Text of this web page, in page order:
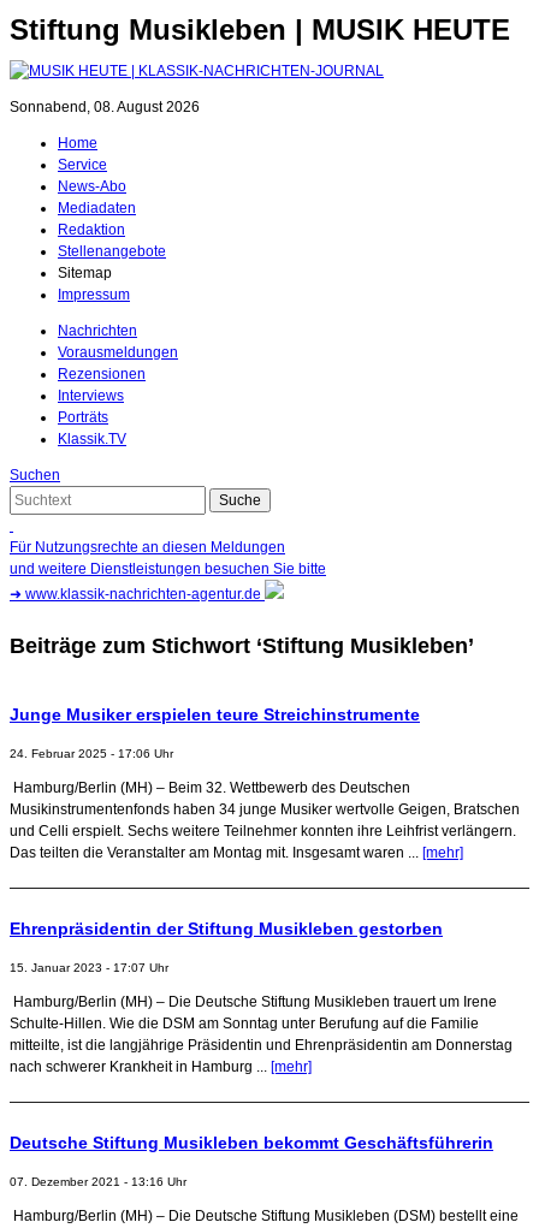
Stiftung Musikleben | MUSIK HEUTE
Sonnabend, 08. August 2026
Home
Service
News-Abo
Mediadaten
Redaktion
Stellenangebote
Sitemap
Impressum
Nachrichten
Vorausmeldungen
Rezensionen
Interviews
Porträts
Klassik.TV
Suchen
Für Nutzungsrechte an diesen Meldungen
und weitere Dienstleistungen besuchen Sie bitte
➜ www.klassik-nachrichten-agentur.de
Beiträge zum Stichwort ‘Stiftung Musikleben’
Junge Musiker erspielen teure Streichinstrumente
24. Februar 2025 - 17:06 Uhr
Hamburg/Berlin (MH) – Beim 32. Wettbewerb des Deutschen
Musikinstrumentenfonds haben 34 junge Musiker wertvolle Geigen, Bratschen
und Celli erspielt. Sechs weitere Teilnehmer konnten ihre Leihfrist verlängern.
Das teilten die Veranstalter am Montag mit. Insgesamt waren ... [mehr]
Ehrenpräsidentin der Stiftung Musikleben gestorben
15. Januar 2023 - 17:07 Uhr
Hamburg/Berlin (MH) – Die Deutsche Stiftung Musikleben trauert um Irene
Schulte-Hillen. Wie die DSM am Sonntag unter Berufung auf die Familie
mitteilte, ist die langjährige Präsidentin und Ehrenpräsidentin am Donnerstag
nach schwerer Krankheit in Hamburg ... [mehr]
Deutsche Stiftung Musikleben bekommt Geschäftsführerin
07. Dezember 2021 - 13:16 Uhr
Hamburg/Berlin (MH) – Die Deutsche Stiftung Musikleben (DSM) bestellt eine